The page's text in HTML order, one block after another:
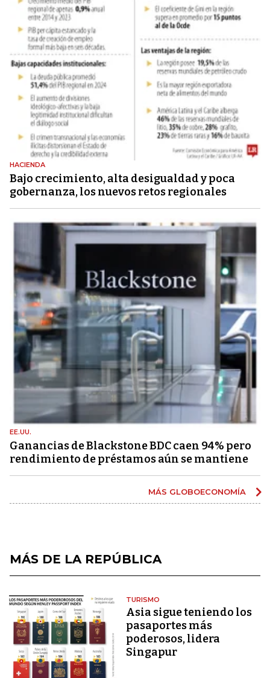
HACIENDA
Bajo crecimiento, alta desigualdad y poca
gobernanza, los nuevos retos regionales
EE.UU.
Ganancias de Blackstone BDC caen 94% pero
rendimiento de préstamos aún se mantiene
MÁS GLOBOECONOMÍA
MÁS DE LA REPÚBLICA
TURISMO
Asia sigue teniendo los
pasaportes más
poderosos, lidera
Singapur